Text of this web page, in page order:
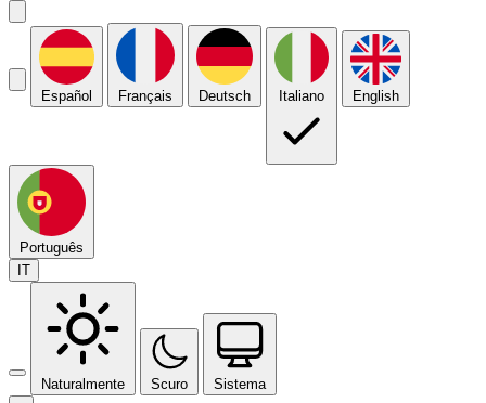
Español Français Deutsch Italiano English
Português
IT
Naturalmente Scuro Sistema